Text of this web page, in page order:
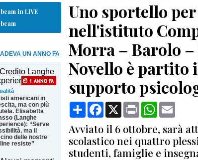
in LIVE
UN ANNO FA
americani in
ma con più
Elisabetta
(Langhe
“Serve
ma il
delle nostre
resiste”
Uno sportello
nell'istituto
Morra – Barolo
Novello è partito
supporto
CondividiFacebook
X Print WhatsApp
Avviato il 6 ottobre, sarà
scolastico nei quattro
studenti, famiglie e